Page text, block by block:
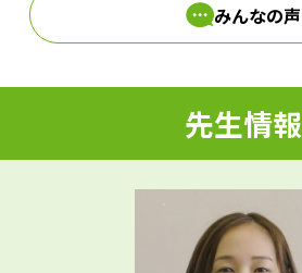
e
o
みんなの声
先生情報